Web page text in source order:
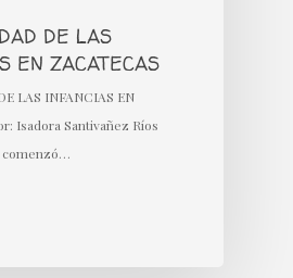
DE LAS
EN ZACATECAS
LAS INFANCIAS EN
Isadora Santivañez Ríos
comenzó…